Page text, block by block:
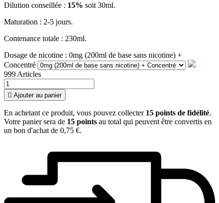
Dilution conseillée : 15% soit 30ml.
Maturation : 2-5 jours.
Contenance totale : 230ml.
Dosage de nicotine : 0mg (200ml de base sans nicotine) +
Concentré
999 Articles
 Ajouter au panier
En achetant ce produit, vous pouvez collecter 15 points de fidélité.
Votre panier sera de 15 points au total qui peuvent être convertis en
un bon d'achat de 0,75 €.